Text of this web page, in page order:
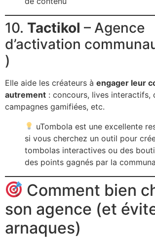
10. Tactikol – Agence
d’activation
)
Elle aide les créateurs à engager leur
autrement : concours, lives interactifs,
campagnes gamifiées, etc.
uTombola est une excellente
si vous cherchez un outil pour
tombolas interactives ou des
des points gagnés par la
Comment bien
son agence (et
arnaques)